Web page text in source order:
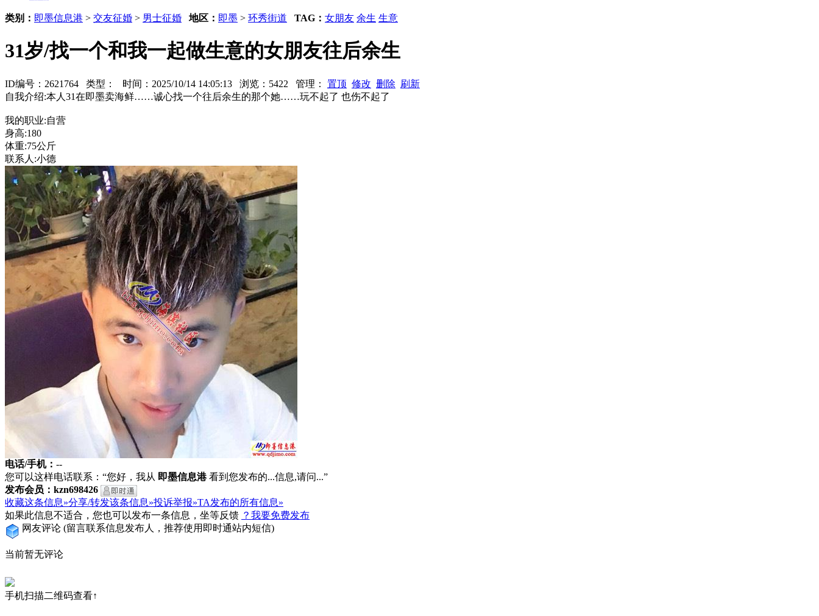
类别： 即墨信息港 > 交友征婚 > 男士征婚 地区： 即墨 > 环秀街道 TAG： 女朋友 余生 生意
31岁/找一个和我一起做生意的女朋友往后余生
ID编号：2621764 类型： 时间：2025/10/14 14:05:13 浏览：5422 管理： 置顶 修改 删除 刷新
自我介绍:本人31在即墨卖海鲜……诚心找一个往后余生的那个她……玩不起了 也伤不起了
我的职业:自营
身高:180
体重:75公斤
联系人:小德
电话/手机： --
您可以这样电话联系：“您好，我从 即墨信息港看到您发布的...信息,请问...”
发布会员：kzn698426
收藏这条信息»分享/转发该条信息»投诉举报»TA发布的所有信息»
如果此信息不适合，您也可以发布一条信息，坐等反馈 ？我要免费发布
网友评论 (留言联系信息发布人，推荐使用即时通站内短信)
当前暂无评论
手机扫描二维码查看↑